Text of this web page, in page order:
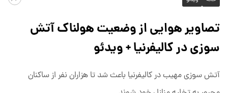
تصاویر هوایی از وضعیت هولناک آتش
سوزی در کالیفرنیا + ویدئو
آتش سوزی مهیب در کالیفرنیا باعث شد تا هزاران نفر از ساکنان